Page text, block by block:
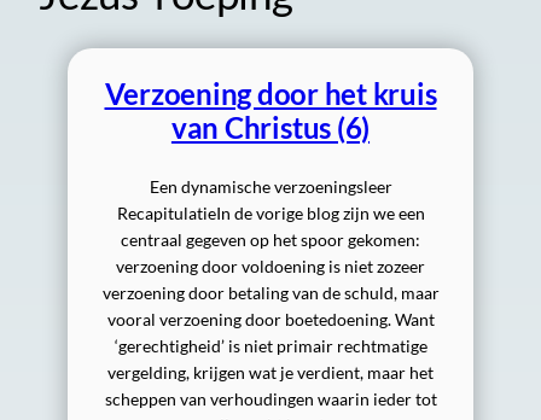
Verzoening door het kruis
van Christus (6)
Een dynamische verzoeningsleer
RecapitulatieIn de vorige blog zijn we een
centraal gegeven op het spoor gekomen:
verzoening door voldoening is niet zozeer
verzoening door betaling van de schuld, maar
vooral verzoening door boetedoening. Want
‘gerechtigheid’ is niet primair rechtmatige
vergelding, krijgen wat je verdient, maar het
scheppen van verhoudingen waarin ieder tot